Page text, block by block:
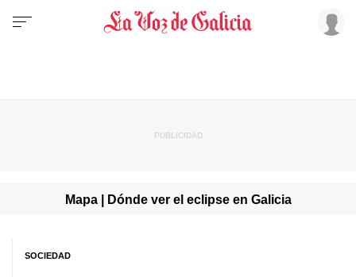
Mapa | Dónde ver el eclipse en Galicia
SOCIEDAD